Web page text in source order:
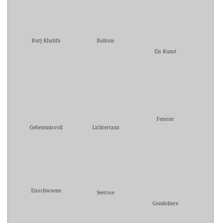
Burj Khalifa
Ballons
Eis Kunst
Geheimnisvoll Lichtertanz
Fenster
Eisschwaene
Seerose
Gondoliere